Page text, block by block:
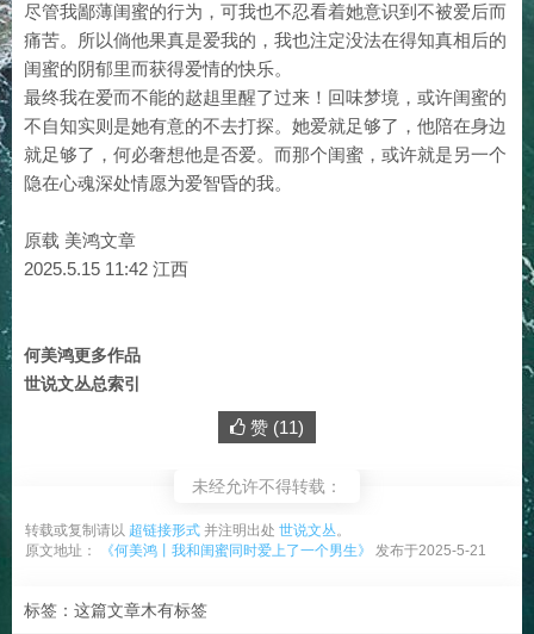
尽管我鄙薄闺蜜的行为，可我也不忍看着她意识到不被爱后而
痛苦。所以倘他果真是爱我的，我也注定没法在得知真相后的
闺蜜的阴郁里而获得爱情的快乐。
最终我在爱而不能的趑趄里醒了过来！回味梦境，或许闺蜜的
不自知实则是她有意的不去打探。她爱就足够了，他陪在身边
就足够了，何必奢想他是否爱。而那个闺蜜，或许就是另一个
隐在心魂深处情愿为爱智昏的我。
原载 美鸿文章
2025.5.15 11:42 江西
何美鸿更多作品
世说文丛总索引
赞 (11)
未经允许不得转载：
转载或复制请以 超链接形式 并注明出处 世说文丛。
原文地址：
《何美鸿丨我和闺蜜同时爱上了一个男生》 发布于2025-5-21
标签：这篇文章木有标签